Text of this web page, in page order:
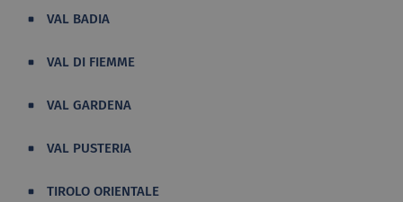
VAL BADIA
VAL DI FIEMME
VAL GARDENA
VAL PUSTERIA
TIROLO ORIENTALE